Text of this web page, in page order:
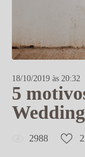
18/10/2019 às 20:32
5
Wedding
2988